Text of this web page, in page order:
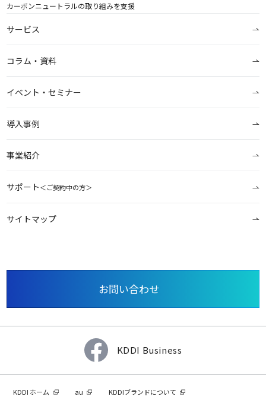
カーボンニュートラルの取り組みを支援
サービス
コラム・資料
イベント・セミナー
導入事例
事業紹介
サポート＜ご契約中の方＞
サイトマップ
お問い合わせ
KDDI Business
KDDI ホーム au KDDIブランドについて